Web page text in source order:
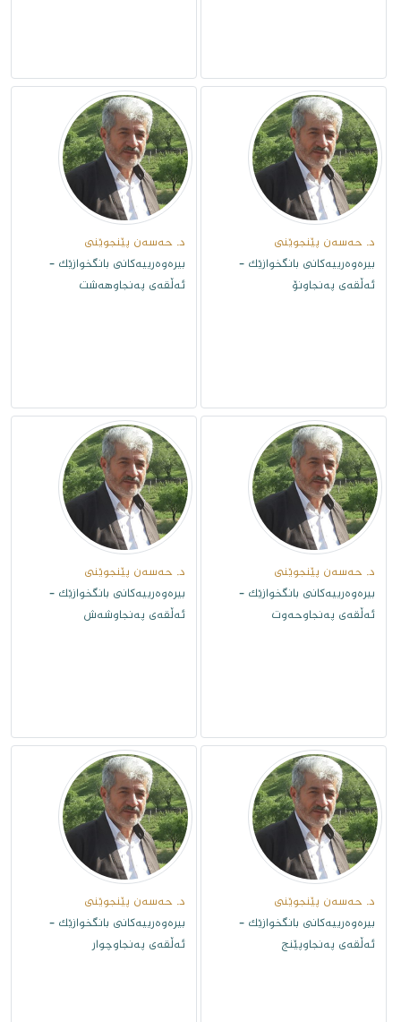
د. حەسەن پێنجوێنى
بیرەوەرییەکانی بانگخوازێک -
ئەڵقەى پەنجاونۆ
د. حەسەن پێنجوێنى
بیرەوەرییەکانی بانگخوازێک -
ئەڵقەى پەنجاوهەشت
د. حەسەن پێنجوێنى
بیرەوەرییەکانی بانگخوازێک -
ئەڵقەى پەنجاوحەوت
د. حەسەن پێنجوێنى
بیرەوەرییەکانی بانگخوازێک -
ئەڵقەى پەنجاوشەش
د. حەسەن پێنجوێنى
بیرەوەرییەکانی بانگخوازێک -
ئەڵقەى پەنجاوپێنج
د. حەسەن پێنجوێنى
بیرەوەرییەکانی بانگخوازێک -
ئەڵقەى پەنجاوچوار